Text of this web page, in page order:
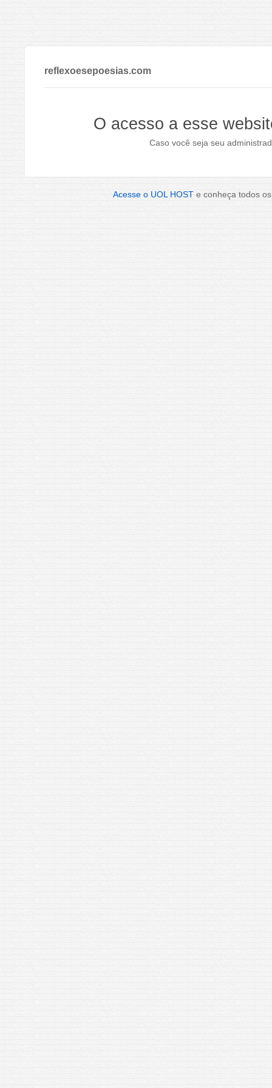
reflexoesepoesias.com
O acesso a esse
Caso você seja seu
Acesse o UOL HOST e conheça todos